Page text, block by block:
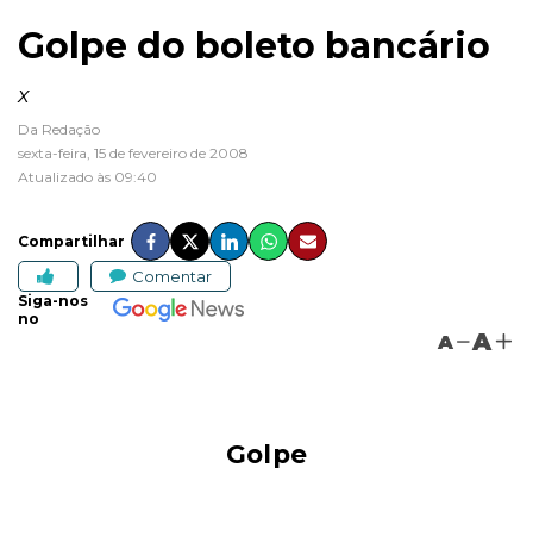
Golpe do boleto bancário
x
Da Redação
sexta-feira, 15 de fevereiro de 2008
Atualizado às 09:40
Compartilhar
Comentar
Siga-nos
no
A A
Golpe